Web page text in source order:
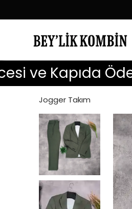
Ödeme
Jogger Takım